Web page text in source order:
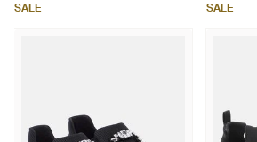
SALE SALE